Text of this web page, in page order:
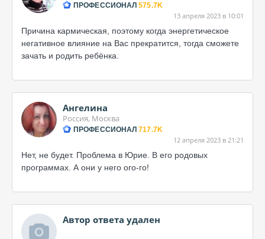
ПРОФЕССИОНАЛ 575.7K
13 апреля 2023 в 10:01
Причина кармическая, поэтому когда энергетическое
негативное влияние на Вас прекратится, тогда сможете
зачать и родить ребёнка.
Ангелина
Россия, Москва
ПРОФЕССИОНАЛ 717.7K
12 апреля 2023 в 21:21
Нет, не будет. Проблема в Юрие. В его родовых
программах. А они у него ого-го!
Автор ответа удален